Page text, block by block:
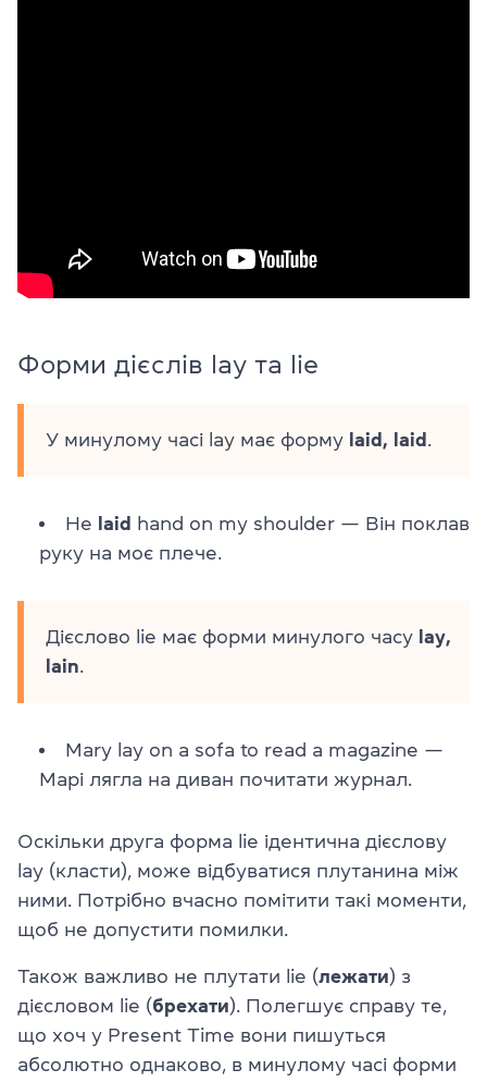
Форми дієслів lay та lie
У минулому часі lay має форму laid, laid
He laid
hand on my shoulder — Він поклав
руку на моє плече.
Дієслово lie має форми минулого часу lay,
lain
Mary lay on a sofa to read a magazine —
Марі лягла на диван почитати журнал.
Оскільки друга форма lie ідентична дієслову
lay (класти), може відбуватися плутанина між
ними. Потрібно вчасно помітити такі моменти,
щоб не допустити помилки.
Також важливо не плутати lie (лежати) з
дієсловом lie (брехати). Полегшує справу те,
що хоч у Present Time вони пишуться
абсолютно однаково, в минулому часі форми